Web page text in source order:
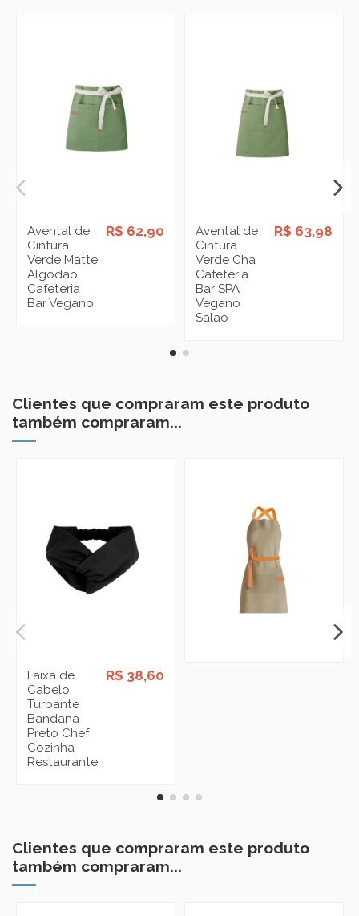
Avental de
Cintura
Verde Matte
Algodao
Cafeteria
Bar Vegano
R$ 62,90
Avental de
Cintura
Verde Cha
Cafeteria
Bar SPA
Vegano
Salao
R$ 63,98
Clientes que compraram este produto
também compraram...
Faixa de
Cabelo
Turbante
Bandana
Preto Chef
Cozinha
Restaurante
R$ 38,60
Clientes que compraram este produto
também compraram...